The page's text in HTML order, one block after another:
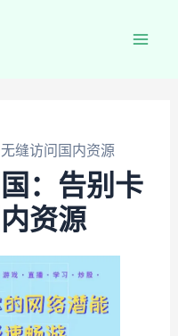
缝访问国内资源
：告别卡
资源